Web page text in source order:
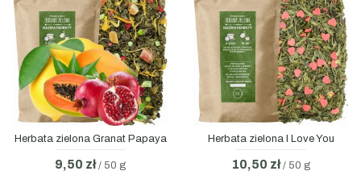
Herbata zielona Granat Papaya
9,50 zł/ 50 g
Herbata zielona I Love You
10,50 zł/ 50 g